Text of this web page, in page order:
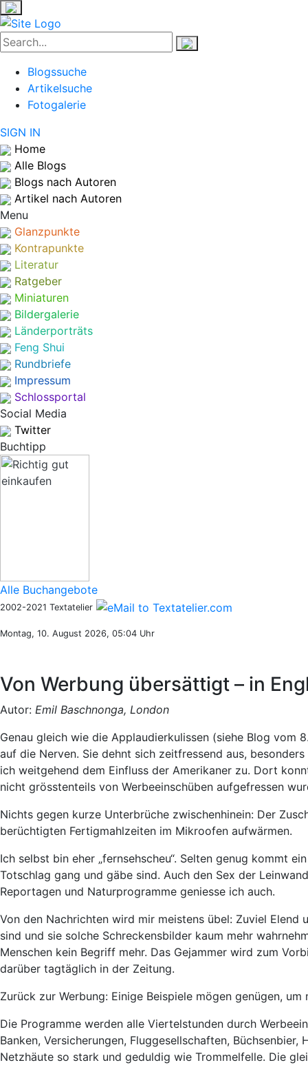
Blogssuche
Artikelsuche
Fotogalerie
SIGN IN
Home
Alle Blogs
Blogs nach Autoren
Artikel nach Autoren
Menu
Glanzpunkte
Kontrapunkte
Literatur
Ratgeber
Miniaturen
Bildergalerie
Länderporträts
Feng Shui
Rundbriefe
Impressum
Schlossportal
Social Media
Twitter
Buchtipp
Alle Buchangebote
2002-2021 Textatelier
Montag, 10. August 2026, 05:04 Uhr
Von Werbung übersättigt – in
Autor: Emil Baschnonga, London
Genau gleich wie die Applaudierkulissen (siehe Blog vom
auf die Nerven. Sie dehnt sich zeitfressend aus,
ich weitgehend dem Einfluss der Amerikaner zu. Dort
nicht grösstenteils von Werbeeinschüben aufgefressen
Nichts gegen kurze Unterbrüche zwischenhinein: Der
berüchtigten Fertigmahlzeiten im Mikroofen aufwärmen.
Ich selbst bin eher „fernsehscheu“. Selten genug kommt
Totschlag gang und gäbe sind. Auch den Sex der
Reportagen und Naturprogramme geniesse ich auch.
Von den Nachrichten wird mir meistens übel: Zuviel Elend
sind und sie solche Schreckensbilder kaum mehr
Menschen kein Begriff mehr. Das Gejammer wird zum
darüber tagtäglich in der Zeitung.
Zurück zur Werbung: Einige Beispiele mögen genügen,
Die Programme werden alle Viertelstunden durch
Banken, Versicherungen, Fluggesellschaften,
Netzhäute so stark und geduldig wie Trommelfelle. Die